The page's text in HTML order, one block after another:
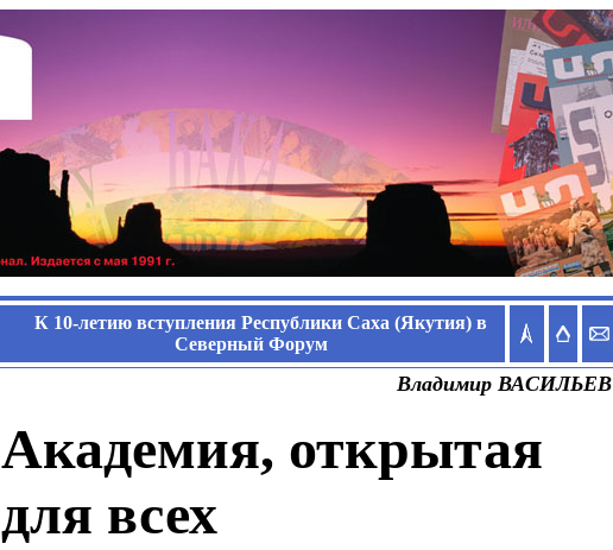
К 10-летию вступления Республики Саха (Якутия) в
Северный Форум
Владимир ВАСИЛЬЕВ
Академия, открытая
для всех